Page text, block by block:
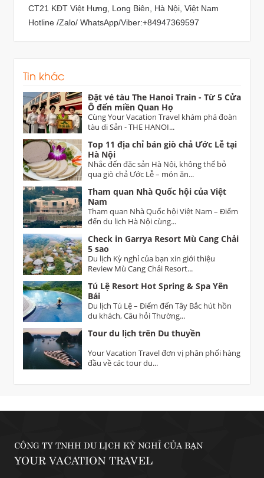
CT21 KĐT Việt Hưng, Long Biên, Hà Nội, Việt Nam
Hotline /Zalo/ WhatsApp/Viber:+84947369597
Tin khác
Đặt vé tàu The Hanoi Train - Từ 5 Cửa
Ô đến miền Quan Họ
Cùng Your Vacation Travel khám phá đoàn
tàu di Sản - THE HANOI...
Top 11 địa chỉ bán giò chả Ước Lễ tại
Hà Nội
Nhắc đến đặc sản Hà Nội, không thể bỏ
qua giò chả Ước Lễ – món ăn...
Tham quan Nhà Quốc hội của Việt
Nam
Tham quan Nhà Quốc hội Việt Nam – Điểm
đến du lịch Hà Nội cùng...
Check in Garrya Resort Mù Cang Chải
5 sao
Du lịch Kỳ nghỉ của bạn xin giới thiệu
Review Mù Cang Chải Resort...
Tú Lệ Resort Hot Spring & Spa Yên
Bái
Du lịch Tú Lệ – Điểm đến Tây Bắc hút hồn
du khách, Câu hỏi Thường...
Tour du lịch trên Du thuyền
Your Vacation Travel đơn vị phân phối hàng
đầu về các tour du...
CÔNG TY TNHH DU LỊCH KỲ NGHỈ CỦA BẠN
YOUR VACATION TRAVEL